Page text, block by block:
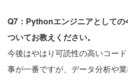
Q7：Pythonエンジニアとしての
ついてお教えください。
今後はやはり可読性の高いコー
事が一番ですが、データ分析や